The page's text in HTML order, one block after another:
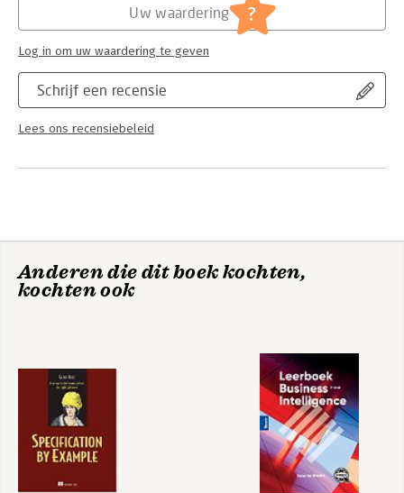
Schrijf een recensie
Lees ons recensiebeleid
Uw waardering ?
Log in om uw waardering te geven
Anderen die dit boek kochten,
kochten ook